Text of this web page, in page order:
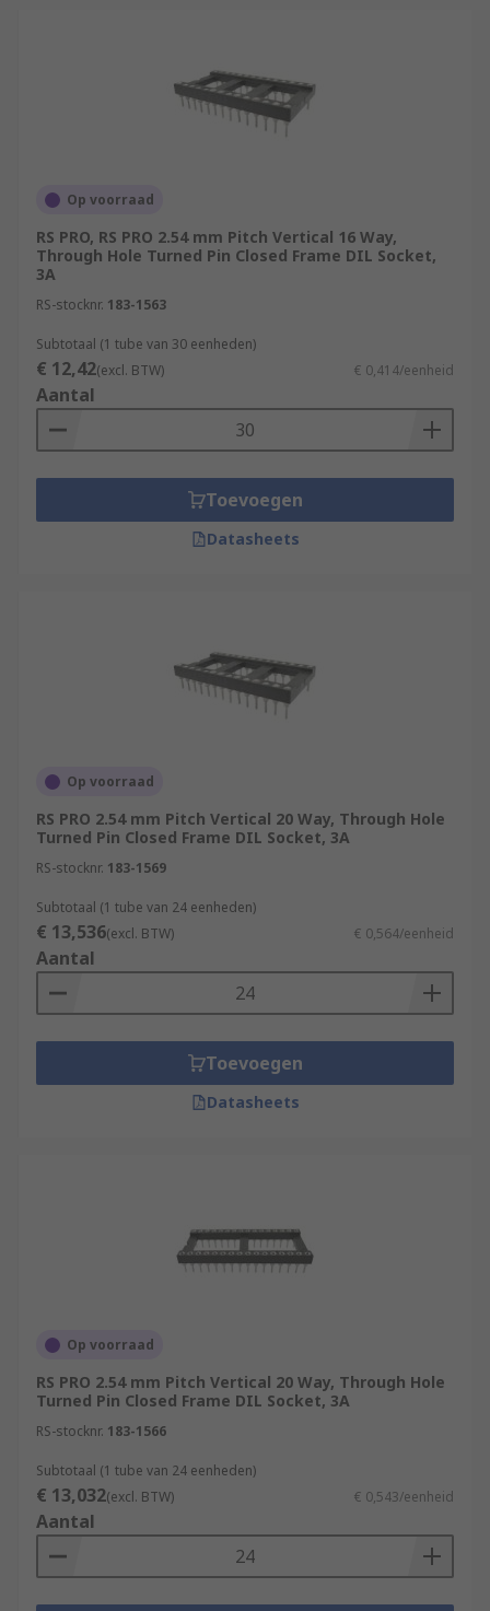
Op voorraad
RS PRO, RS PRO 2.54 mm Pitch Vertical 16 Way,
Through Hole Turned Pin Closed Frame DIL Socket,
3A
RS-stocknr. 183-1563
Subtotaal (1 tube van 30 eenheden)
€ 12,42(excl. BTW) € 0,414/eenheid
Aantal
Toevoegen
Datasheets
Op voorraad
RS PRO 2.54 mm Pitch Vertical 20 Way, Through Hole
Turned Pin Closed Frame DIL Socket, 3A
RS-stocknr. 183-1569
Subtotaal (1 tube van 24 eenheden)
€ 13,536(excl. BTW) € 0,564/eenheid
Aantal
Toevoegen
Datasheets
Op voorraad
RS PRO 2.54 mm Pitch Vertical 20 Way, Through Hole
Turned Pin Closed Frame DIL Socket, 3A
RS-stocknr. 183-1566
Subtotaal (1 tube van 24 eenheden)
€ 13,032(excl. BTW) € 0,543/eenheid
Aantal